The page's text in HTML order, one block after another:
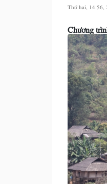
Thứ hai, 14:56,
Chương